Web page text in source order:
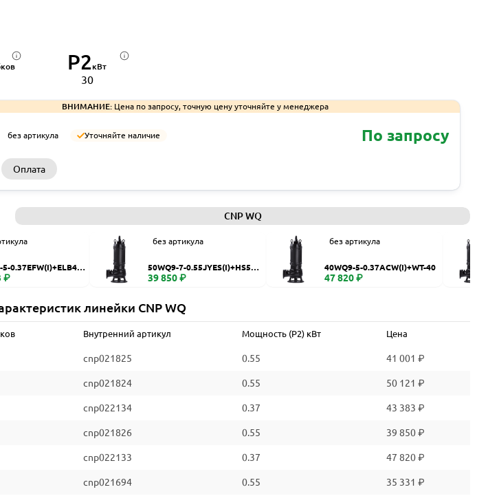
P2кВт
30
ВНИМАНИЕ:Цена по запросу, точную цену уточняйте у менеджера
без артикула Уточняйте наличие По запросу
Оплата
CNP WQ
5-0.37EFW(I)+ELB40
₽
без артикула
50WQ9-7-0.55JYES(I)+HS50
WQ
39 850 ₽
без артикула
40WQ9-5-0.37ACW(I)+WT-40
47 820 ₽
линейки CNP WQ
Внутренний артикул Мощность (P2) кВт Цена
cnp021825 0.55 41 001 ₽
cnp021824 0.55 50 121 ₽
cnp022134 0.37 43 383 ₽
cnp021826 0.55 39 850 ₽
cnp022133 0.37 47 820 ₽
cnp021694 0.55 35 331 ₽